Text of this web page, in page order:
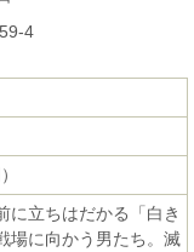
4
に立ちはだかる「白き
場に向かう男たち。滅